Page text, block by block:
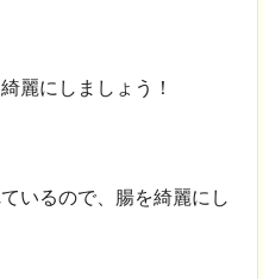
麗にしましょう！
いるので、腸を綺麗にし